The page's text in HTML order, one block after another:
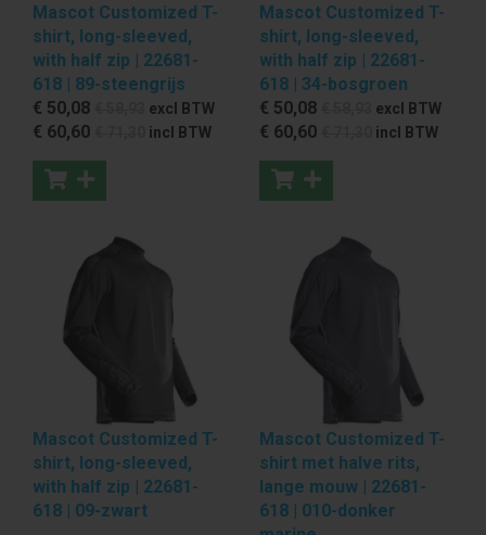
Mascot Customized T-
shirt, long-sleeved,
with half zip | 22681-
618 | 89-steengrijs
€ 50,08 excl BTW
€ 60,60 incl BTW
Mascot Customized T-
shirt, long-sleeved,
with half zip | 22681-
618 | 34-bosgroen
€ 50,08 excl BTW
€ 60,60 incl BTW
Mascot Customized T-
shirt, long-sleeved,
with half zip | 22681-
618 | 09-zwart
Mascot Customized T-
shirt met halve rits,
lange mouw | 22681-
618 | 010-donker